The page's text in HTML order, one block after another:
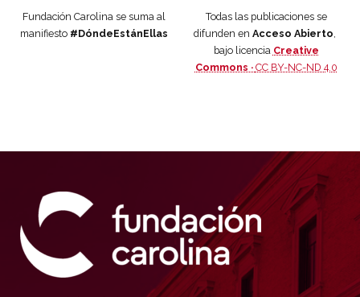
Fundación Carolina se suma al
manifiesto #DóndeEstánEllas
Todas las publicaciones se
difunden en Acceso Abierto
bajo licencia Creative
Commons · CC BY-NC-ND 4.0